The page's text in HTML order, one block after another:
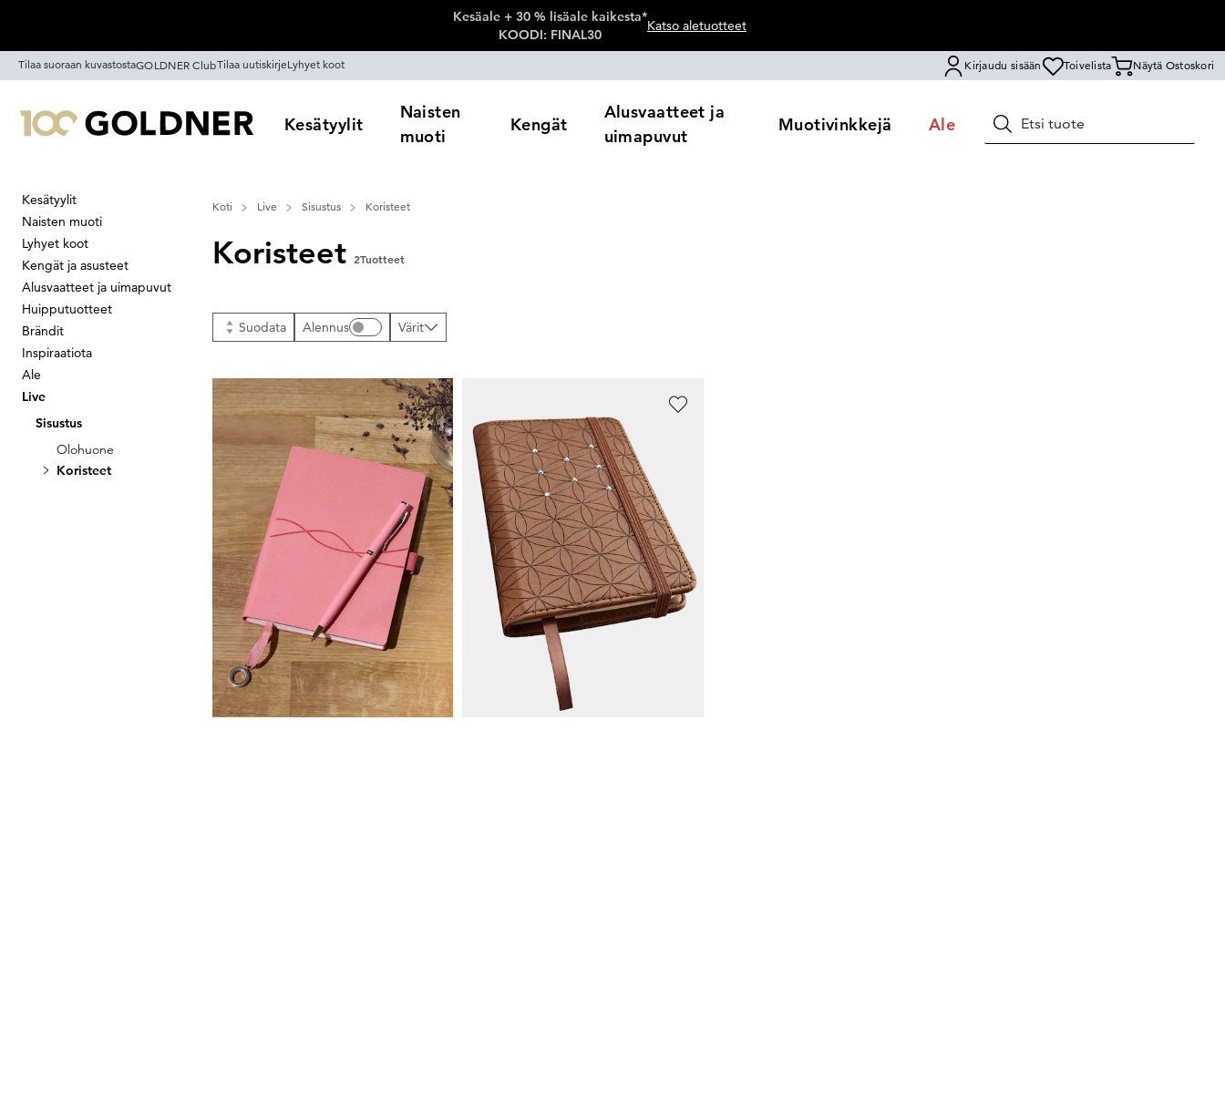
Kesäale + 30 % lisäale kaikesta*
KOODI: FINAL30
Katso aletuotteet
Tilaa suoraan kuvastostaGOLDNER ClubTilaa uutiskirjeLyhyet koot Kirjaudu sisään Toivelista Näytä Ostoskori
Kesätyylit
Naisten
muoti
Kengät
Alusvaatteet ja
uimapuvut
Muotivinkkejä Ale Hae
Kesätyylit
Naisten muoti
Lyhyet koot
Kengät ja asusteet
Alusvaatteet ja uimapuvut
Huipputuotteet
Brändit
Inspiraatiota
Ale
Live
Sisustus
Olohuone
Koristeet
Koti Live Sisustus Koristeet
Koristeet 2Tuotteet
Suodata Alennus Värit
GOLDNER
Muistikirja
6,95 €24,95 €
GOLDNER
Muistikirja
6,95 €24,95 €